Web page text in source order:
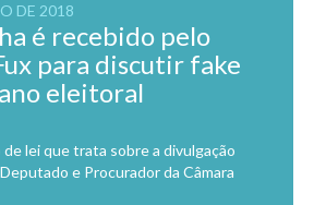
DE 2018
é recebido pelo
para discutir fake
eleitoral
lei que trata sobre a divulgação
Deputado e Procurador da Câmara